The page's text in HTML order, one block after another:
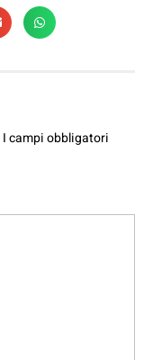
I campi obbligatori